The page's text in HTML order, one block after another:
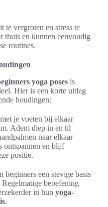
te vergroten en stress te
thuis en kunnen eenvoudig
routines.
yoga poses is
Hier is een korte uitleg
houdingen:
je voeten bij elkaar
Adem diep in en til
naar elkaar
ontspannen en blijf
positie.
beginners een stevige basis
beoefening
in hun yoga-
.